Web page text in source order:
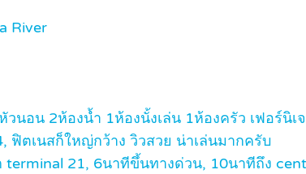
River
นอน 2ห้องน้ำ 1ห้องนั้งเล่น 1ห้องครัว เฟอร์
ฟิตเนสก็ใหญ่กว้าง วิวสวย น่าเล่นมากครับ
terminal 21, 6นาทีขึ้นทางด่วน, 10นาทีถึง